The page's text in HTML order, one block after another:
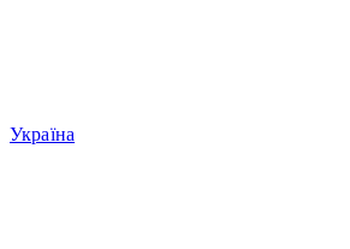
Україна